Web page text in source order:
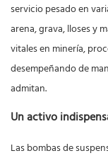
servicio pesado en
arena, grava, lloses y
vitales en minería,
desempeñando de
admitan.
Un activo
Las bombas de